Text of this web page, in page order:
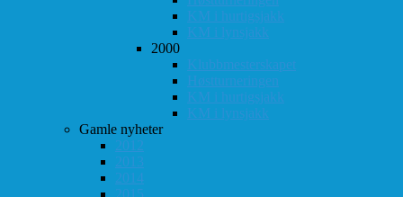
KM i hurtigsjakk
KM i lynsjakk
2000
Klubbmesterskapet
Høstturneringen
KM i hurtigsjakk
KM i lynsjakk
Gamle nyheter
2012
2013
2014
2015